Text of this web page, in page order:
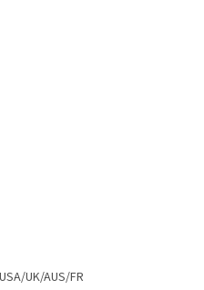
UK/AUS/FR